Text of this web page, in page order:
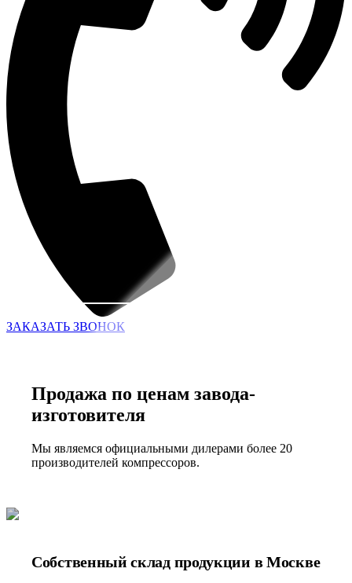
ЗАКАЗАТЬ ЗВОНОК
Продажа по ценам завода-
изготовителя
Мы являемся официальными дилерами более 20
производителей компрессоров.
Собственный склад продукции в Москве